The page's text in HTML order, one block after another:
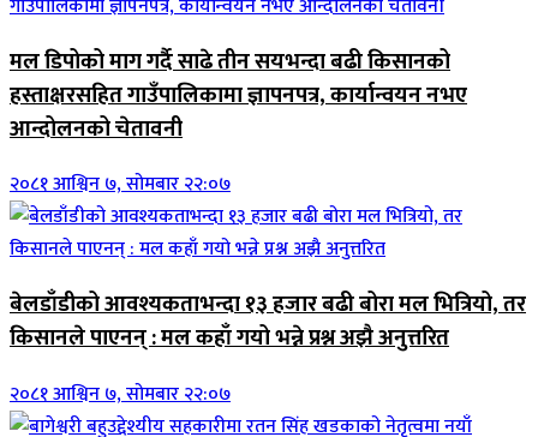
मल डिपोको माग गर्दै साढे तीन सयभन्दा बढी किसानको
हस्ताक्षरसहित गाउँपालिकामा ज्ञापनपत्र, कार्यान्वयन नभए
आन्दोलनको चेतावनी
२०८१ आश्विन ७, सोमबार २२:०७
बेलडाँडीको आवश्यकताभन्दा १३ हजार बढी बोरा मल भित्रियो, तर
किसानले पाएनन् : मल कहाँ गयो भन्ने प्रश्न अझै अनुत्तरित
२०८१ आश्विन ७, सोमबार २२:०७